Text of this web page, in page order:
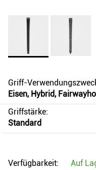
Griff-
Eisen, Hybrid,
Griffstärke:
Standard
Verfügbarkeit: Auf